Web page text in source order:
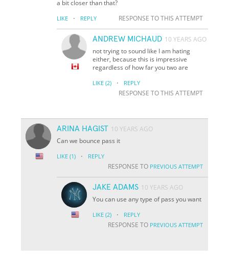
a bit closer than that?
LIKE · REPLY RESPONSE TO THIS ATTEMPT
ANDREW MICHAUD 10 YEARS AGO
not trying to sound like I am hating
either, because this is impressive
regardless of how far you two are
LIKE (2) · REPLY
RESPONSE TO THIS ATTEMPT
ARINA HAGIST 10 YEARS AGO
Can we bounce pass it
LIKE (1) · REPLY
RESPONSE TO PREVIOUS ATTEMPT
JAKE ADAMS 10 YEARS AGO
You can use any type of pass you want
LIKE (2) · REPLY
RESPONSE TO PREVIOUS ATTEMPT